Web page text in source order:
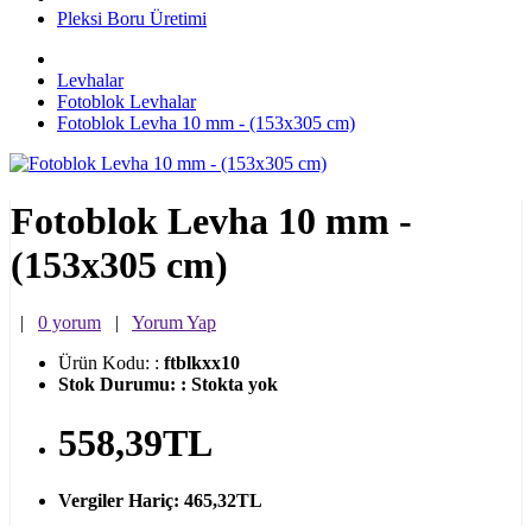
Pleksi Boru Üretimi
Levhalar
Fotoblok Levhalar
Fotoblok Levha 10 mm - (153x305 cm)
Fotoblok Levha 10 mm -
(153x305 cm)
0 yorum
Yorum Yap
Ürün Kodu: : ftblkxx10
Stok Durumu: : Stokta yok
558,39TL
Vergiler Hariç: 465,32TL